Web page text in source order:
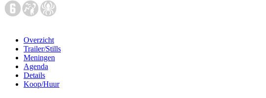
Overzicht
Trailer/Stills
Meningen
Agenda
Details
Koop/Huur